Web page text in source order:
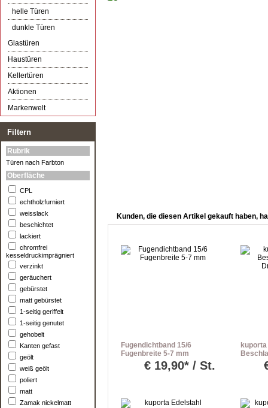
Kunden, die diesen Artikel gekauft haben,
Fugendichtband 15/6
Fugenbreite 5-7 mm
€ 19,90* / St.
helle Türen
dunkle Türen
Glastüren
Haustüren
Kellertüren
Aktionen
Markenwelt
Filtern
Rubrik
Türen nach Farbton
Oberfläche
CPL
echtholzfurniert
weisslack
beschichtet
lackiert
chromfrei
kesseldruckimprägniert
verzinkt
geräuchert
gebürstet
matt gebürstet
1-seitig geriffelt
1-seitig genutet
gehobelt
Kanten gefast
geölt
weiß geölt
poliert
matt
Zamak nickelmatt